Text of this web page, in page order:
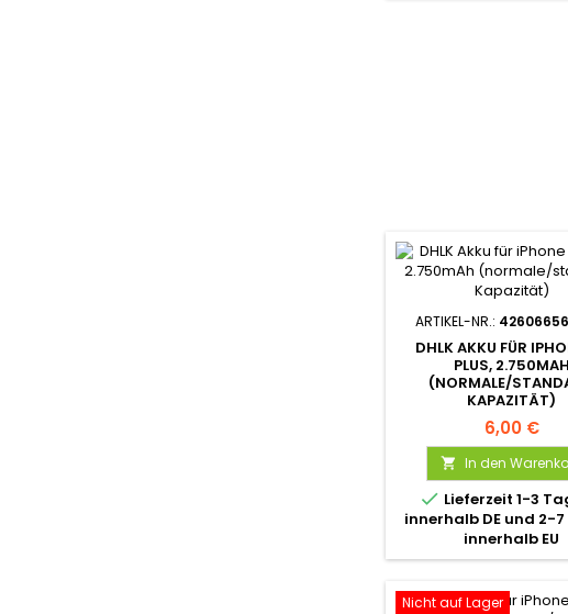
ARTIKEL-NR.:
DHLK AKKU FÜR
PLUS, 2.750MAH
(NORMALE/
KAPAZITÄT)
6,00 €
 In den
 Lieferzeit 1-3
innerhalb DE und 2-
innerhalb EU
Nicht auf Lager